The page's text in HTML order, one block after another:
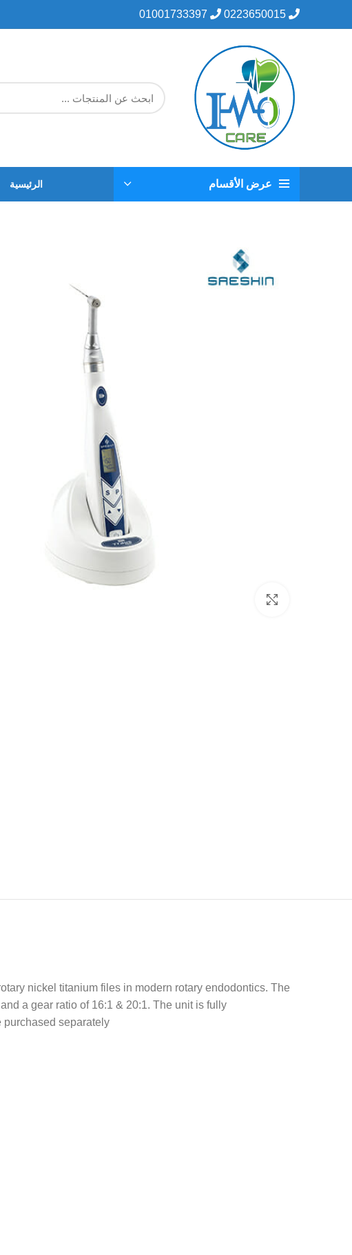
عرض الأقسام الرئيسية
nickel titanium files in modern rotary endodontics. The
a gear ratio of 16:1 & 20:1. The unit is fully
separately.